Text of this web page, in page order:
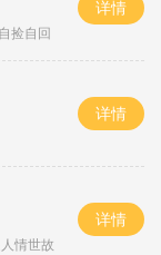
捡自回
详情
详情
情世故
详情